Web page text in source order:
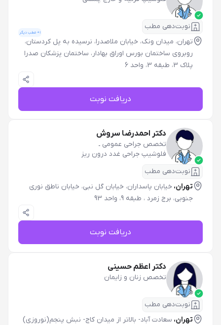
نوبت‌دهی مطب
1+ مطب دیگر
تهران، میدان ونک، خیابان ملاصدرا، نرسیده به پل کردستان،
روبروی ساختمان بورس اوراق بهادار، ساختمان پزشکان صدرا
پلاک 3، طبقه 3، واحد 6
دریافت نوبت
دکتر احمدرضا سروش
تخصص جراحی عمومی ـ
فلوشیپ جراحی غدد درون ریز
نوبت‌دهی مطب
تهران، خیابان پاسداران، خیابان گل نبی، خیابان ناطق نوری
جنوبی، برج زمرد ، طبقه 9، واحد 93
دریافت نوبت
دکتر اعظم حسینی
تخصص زنان و زایمان
نوبت‌دهی مطب
تهران، سعادت آباد- بالاتر از میدان کاج- نبش پنجم(نوروزی)